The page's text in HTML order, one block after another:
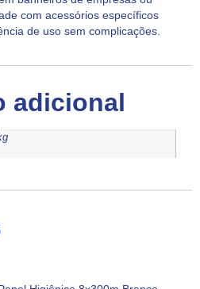
com acessórios específicos
de uso sem complicações.
adicional